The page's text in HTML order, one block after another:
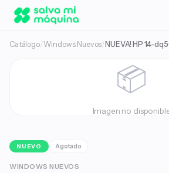
Catálogo/ Windows Nuevos/ NUEVA! HP 14-
📦
Imagen no
NUEVO Agotado
WINDOWS NUEVOS